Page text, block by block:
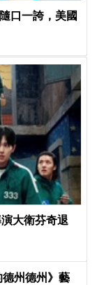
口一誇，美國
大衛芬奇退
德州德州》藝